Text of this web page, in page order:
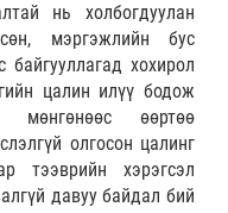
нь холбогдуулан
мэргэжлийн бус
хохирол
цалин илүү бодож
мөнгөнөөс өөртөө
олгосон цалинг
тээврийн хэрэгсэл
давуу байдал бий